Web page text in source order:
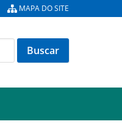
MAPA DO SITE